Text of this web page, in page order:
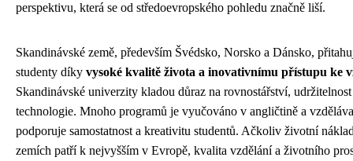
perspektivu, která se od středoevropského pohledu značně liší.
Skandinávské země, především Švédsko, Norsko a Dánsko,
studenty díky vysoké kvalitě života a inovativnímu přístupu ke
Skandinávské univerzity kladou důraz na rovnostářství,
technologie. Mnoho programů je vyučováno v angličtině a
podporuje samostatnost a kreativitu studentů. Ačkoliv životní
zemích patří k nejvyšším v Evropě, kvalita vzdělání a životního